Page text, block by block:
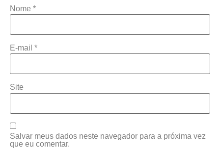
Nome *
E-mail *
Site
Salvar meus dados neste navegador para a próxima vez
que eu comentar.